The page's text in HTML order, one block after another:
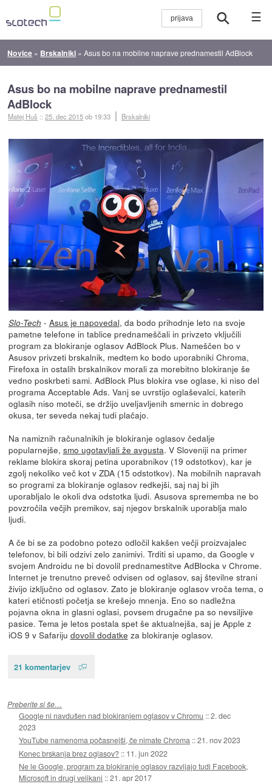
☰
Novice » Brskalniki »Asus bo na mobilne naprave prednamestil AdBlock
Asus bo na mobilne naprave prednamestil
AdBlock
Matej Huš ::25. dec 2015ob 19:33 Brskalniki
Slo-Tech - Asus je napovedal, da bodo prihodnje leto na svoje
pametne telefone in tablice prednameščali in privzeto vključili
program za blokiranje oglasov AdBlock Plus. Nameščen bo v
Asusov privzeti brskalnik, medtem ko bodo uporabniki Chroma,
Firefoxa in ostalih brskalnikov morali za morebitno blokiranje še
vedno poskrbeti sami. AdBlock Plus blokira vse oglase, ki niso del
programa Acceptable Ads. Vanj se uvrstijo oglaševalci, katerih
oglasih niso moteči, se držijo uveljavljenih smernic in dobrego
okusa, ter seveda nekaj tudi plačajo.
Na namiznih računalnikih je blokiranje oglasov čedalje
popularnejše, smo ugotavljali že avgusta. V Sloveniji na primer
reklame blokira skoraj petina uporabnikov (19 odstotkov), kar je
zgolj nekoliko več kot v ZDA (15 odstotkov). Na mobilnih napravah
so programi za blokiranje oglasov redkejši, saj naj bi jih
uporabljalo le okoli dva odstotka ljudi. Asusova sprememba ne bo
povzročila večjih premikov, saj njegov brskalnik uporablja malo
ljudi.
A če bi se za podobno potezo odločil kakšen večji proizvajalec
telefonov, bi bili odzivi zelo zanimivi. Trditi si upamo, da Google v
svojem Androidu ne bi dovolil prednamestitve AdBlocka v Chrome.
Internet je trenutno preveč odvisen od oglasov, saj številne strani
živijo izključno od oglasov. Zato je blokiranje oglasov vroča tema, o
kateri etičnosti početja se krešejo mnenja. Eno so nadležna
pojavna okna in glasni oglasi, povsem drugačne pa so nevsiljive
pasice. Tema je letos postala spet še aktualnejša, saj je Apple z
iOS 9 v Safariju dovolil dodatke za blokiranje oglasov.
21 komentarjev
Preberite si še…
Google ni navdušen nad blokiranjem oglasov v Chromu ::2. dec
2023
YouTube namenoma počasnejši, če nimate Chroma ::21. nov 2023
Konec brskanja brez oglasov? :: 11. jun 2022
Ne le Google, program za blokiranje oglasov razvijajo tudi Facebook,
Microsoft in drugi velikani ::21. apr 2017